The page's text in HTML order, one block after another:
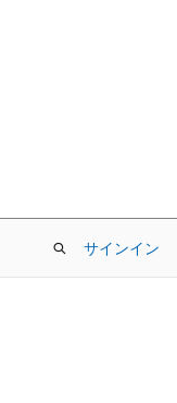
サインイン